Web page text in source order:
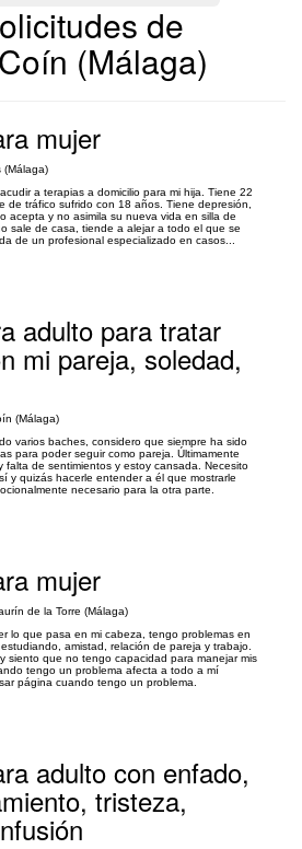
de
(Málaga)
mujer
(Málaga)
a terapias a domicilio para mi hija. Tiene 22
de tráfico sufrido con 18 años. Tiene depresión,
acepta y no asimila su nueva vida en silla de
sale de casa, tiende a alejar a todo el que se
de un profesional especializado en casos...
adulto para tratar
mi pareja, soledad,
(Málaga)
varios baches, considero que siempre ha sido
para poder seguir como pareja. Últimamente
falta de sentimientos y estoy cansada. Necesito
y quizás hacerle entender a él que mostrarle
necesario para la otra parte.
mujer
de la Torre (Málaga)
lo que pasa en mi cabeza, tengo problemas en
amistad, relación de pareja y trabajo.
siento que no tengo capacidad para manejar mis
tengo un problema afecta a todo a mí
página cuando tengo un problema.
adulto con enfado,
tristeza,